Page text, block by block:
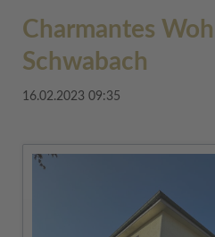
Charmantes
Schwabach
16.02.2023 09:35